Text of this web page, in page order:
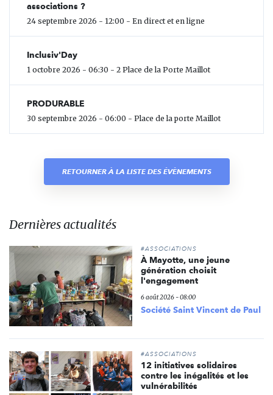
associations ?
24 septembre 2026 - 12:00 - En direct et en ligne
Inclusiv'Day
1 octobre 2026 - 06:30 - 2 Place de la Porte Maillot
PRODURABLE
30 septembre 2026 - 06:00 - Place de la porte Maillot
RETOURNER À LA LISTE DES ÉVÈNEMENTS
Dernières actualités
#ASSOCIATIONS
À Mayotte, une jeune
génération choisit
l'engagement
6 août 2026 - 08:00
Société Saint Vincent de Paul
#ASSOCIATIONS
12 initiatives solidaires
contre les inégalités et les
vulnérabilités